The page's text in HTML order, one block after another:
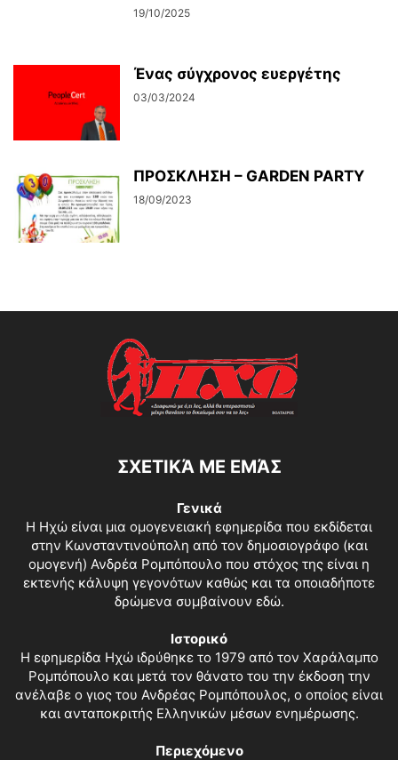
19/10/2025
Ένας σύγχρονος ευεργέτης
03/03/2024
ΠΡΟΣΚΛΗΣΗ – GARDEN PARTY
18/09/2023
ΣΧΕΤΙΚΆ ΜΕ ΕΜΆΣ
Γενικά
Η Ηχώ είναι μια ομογενειακή εφημερίδα που εκδίδεται
στην Κωνσταντινούπολη από τον δημοσιογράφο (και
ομογενή) Ανδρέα Ρομπόπουλο που στόχος της είναι η
εκτενής κάλυψη γεγονότων καθώς και τα οποιαδήποτε
δρώμενα συμβαίνουν εδώ.
Ιστορικό
Η εφημερίδα Ηχώ ιδρύθηκε το 1979 από τον Χαράλαμπο
Ρομπόπουλο και μετά τον θάνατο του την έκδοση την
ανέλαβε ο γιος του Ανδρέας Ρομπόπουλος, ο οποίος είναι
και ανταποκριτής Ελληνικών μέσων ενημέρωσης.
Περιεχόμενο